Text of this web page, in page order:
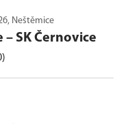
Neštěmice
– SK Černovice